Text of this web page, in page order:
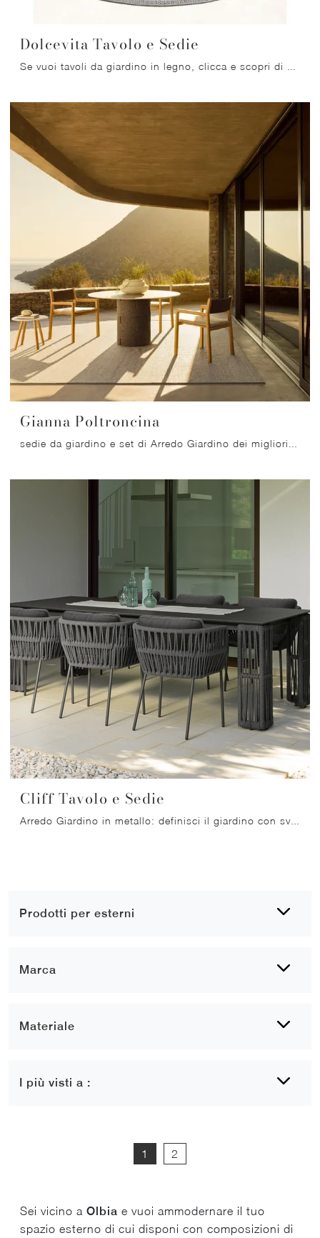
Prodotti per esterni
Marca
Materiale
I più visti a :
Dolcevita Tavolo e Sedie
Gianna Poltroncina
Cliff Tavolo e Sedie
1 2
Sei vicino a Olbia e vuoi ammodernare il tuo
spazio esterno di cui disponi con composizioni di